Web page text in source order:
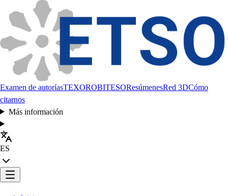
Examen de autoríasTEXOROBITESOResúmenesRed 3DCómo
citarnos
Más información
ES